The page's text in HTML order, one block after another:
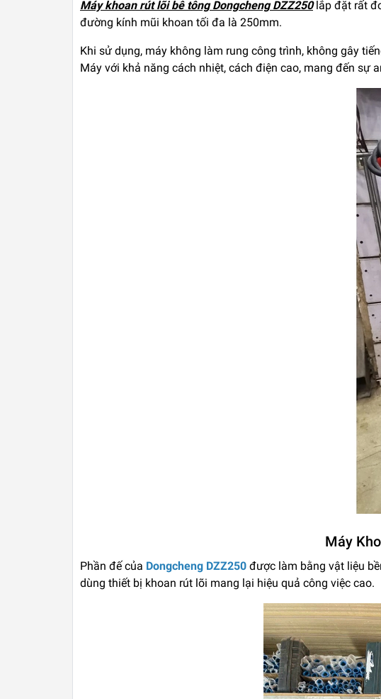
Máy khoan rút lõi bê tông Dongcheng DZZ250lắp đặt rất
đường kính mũi khoan tối đa là 250mm.
Khi sử dụng, máy không làm rung công trình, không gây
Máy với khả năng cách nhiệt, cách điện cao, mang đến sự
Máy
Phần đế của Dongcheng DZZ250 được làm bằng vật liệu
dùng thiết bị khoan rút lõi mang lại hiệu quả công việc cao.